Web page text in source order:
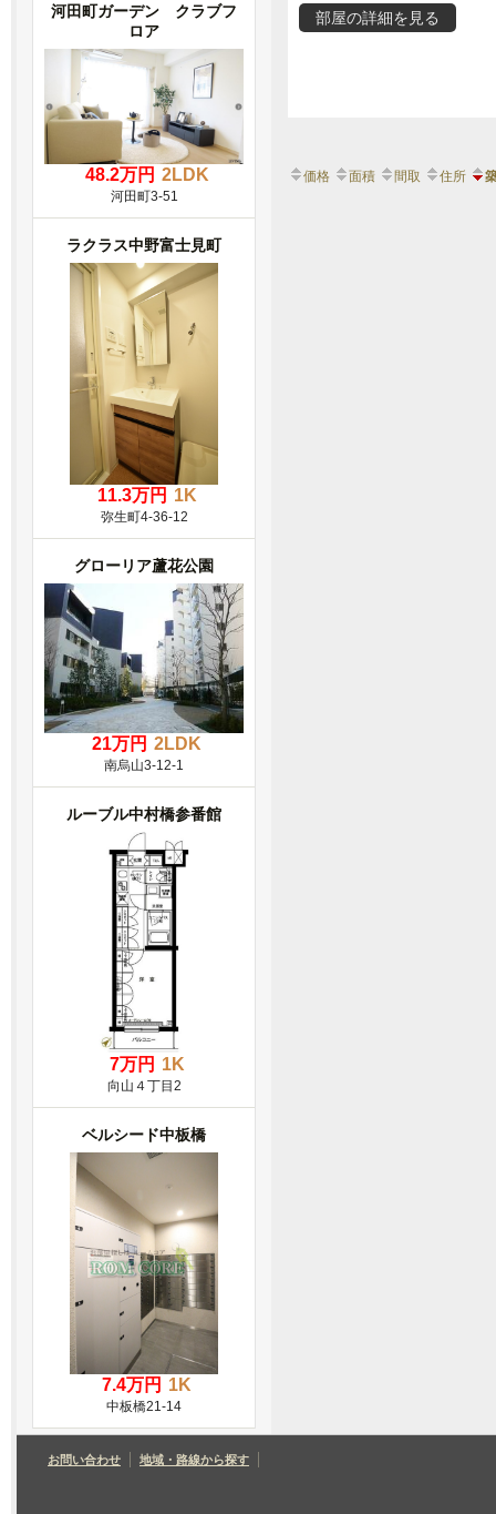
部屋の詳細を見る
価格 面積 間取 住所
河田町ガーデン クラブフ
ロア
48.2万円 2LDK
河田町3-51
ラクラス中野富士見町
11.3万円 1K
弥生町4-36-12
グローリア蘆花公園
21万円 2LDK
南烏山3-12-1
ルーブル中村橋参番館
7万円 1K
向山４丁目2
ベルシード中板橋
7.4万円 1K
中板橋21-14
お問い合わせ 地域・路線から探す